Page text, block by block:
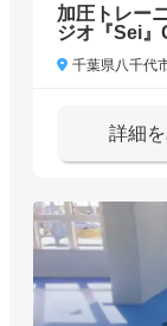
加圧トレー
ジオ『Sei』
千葉県八千代
詳細